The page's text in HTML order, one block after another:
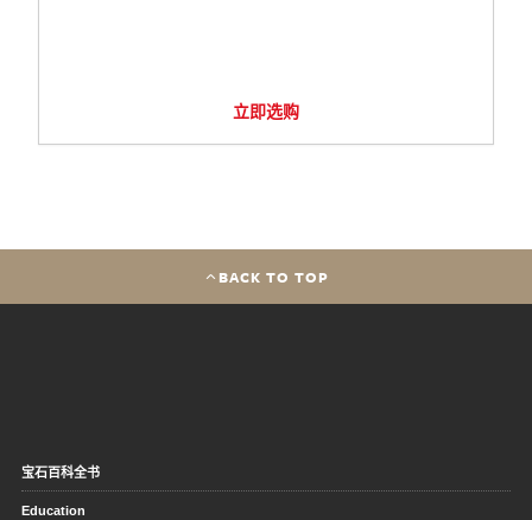
立即选购
BACK TO TOP
宝石百科全书
Education